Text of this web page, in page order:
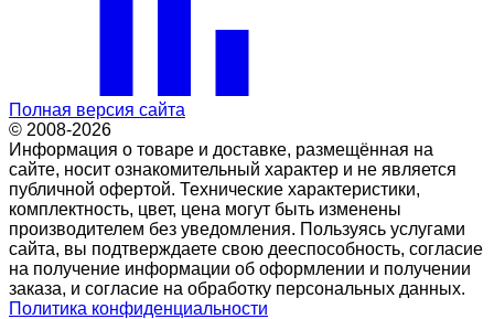
Полная версия сайта
© 2008-2026
Информация о товаре и доставке, размещённая на
сайте, носит ознакомительный характер и не является
публичной офертой. Технические характеристики,
комплектность, цвет, цена могут быть изменены
производителем без уведомления. Пользуясь услугами
сайта, вы подтверждаете свою дееспособность, согласие
на получение информации об оформлении и получении
заказа, и согласие на обработку персональных данных.
Политика конфиденциальности